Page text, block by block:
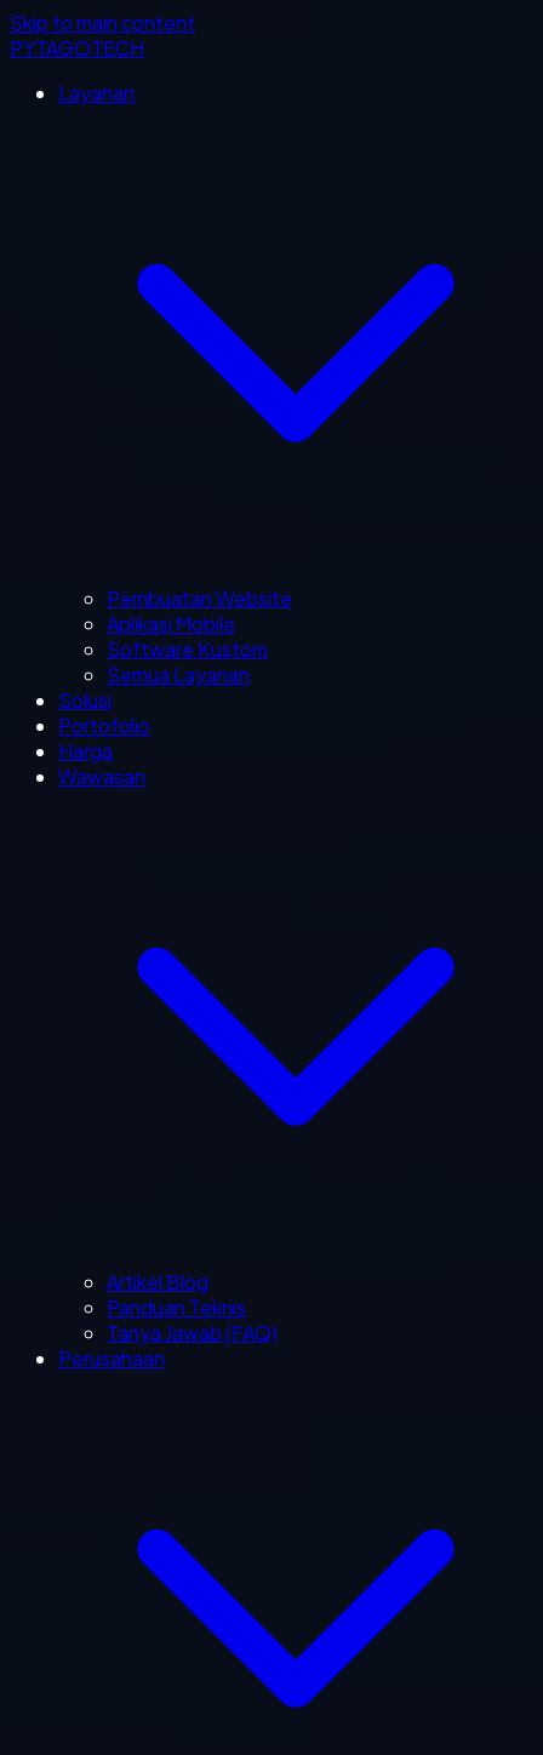
Skip to main content
PYTAGOTECH
Layanan
Pembuatan Website
Aplikasi Mobile
Software Kustom
Semua Layanan
Solusi
Portofolio
Harga
Wawasan
Artikel Blog
Panduan Teknis
Tanya Jawab (FAQ)
Perusahaan